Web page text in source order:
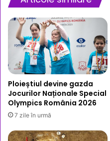
Ploieștiul devine gazda
Jocurilor Naționale Special
Olympics România 2026
7 zile în urmă